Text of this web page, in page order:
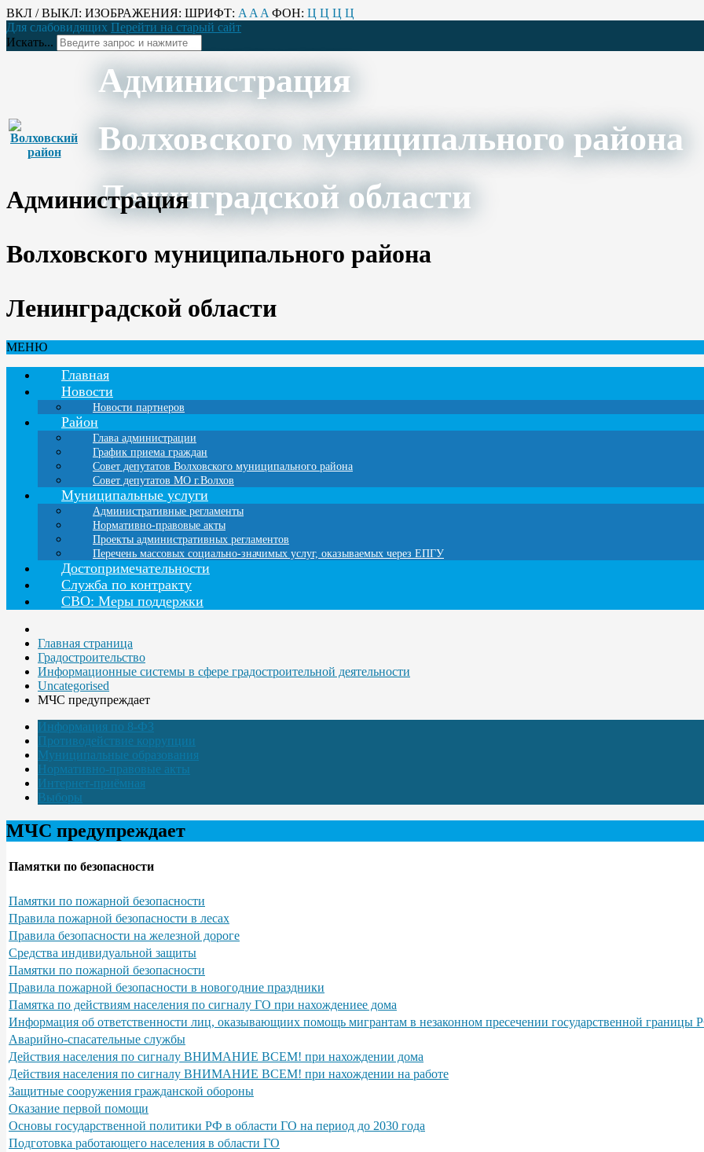
ВКЛ / ВЫКЛ: ИЗОБРАЖЕНИЯ: ШРИФТ: A A A ФОН: Ц Ц Ц Ц
Для слабовидящих Перейти на старый сайт
Искать...
Администрация
Волховского муниципального района
Ленинградской области
Администрация
Волховского муниципального района
Ленинградской области
МЕНЮ
Главная
Новости
Новости партнеров
Район
Глава администрации
График приема граждан
Совет депутатов Волховского муниципального района
Совет депутатов МО г.Волхов
Муниципальные услуги
Административные регламенты
Нормативно-правовые акты
Проекты административных регламентов
Перечень массовых социально-значимых услуг, оказываемых через ЕПГУ
Достопримечательности
Служба по контракту
СВО: Меры поддержки
Главная страница
Градостроительство
Информационные системы в сфере градостроительной деятельности
Uncategorised
МЧС предупреждает
Информация по 8-ФЗ
Противодействие коррупции
Муниципальные образования
Нормативно-правовые акты
Интернет-приёмная
Выборы
МЧС предупреждает
Памятки по безопасности
Памятки по пожарной безопасности
Правила пожарной безопасности в лесах
Правила безопасности на железной дороге
Средства индивидуальной защиты
Памятки по пожарной безопасности
Правила пожарной безопасности в новогодние праздники
Памятка по действиям населения по сигналу ГО при нахождениее дома
Информация об ответственности лиц, оказывающиих помощь мигрантам в незаконном пресечении государственной границы
Аварийно-спасательные службы
Действия населения по сигналу ВНИМАНИЕ ВСЕМ! при нахождении дома
Действия населения по сигналу ВНИМАНИЕ ВСЕМ! при нахождении на работе
Защитные сооружения гражданской обороны
Оказание первой помощи
Основы государственной политики РФ в области ГО на период до 2030 года
Подготовка работающего населения в области ГО